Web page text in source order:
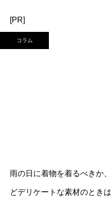
[PR]
コラム
雨の日に着物を着るべきか
どデリケートな素材のとき